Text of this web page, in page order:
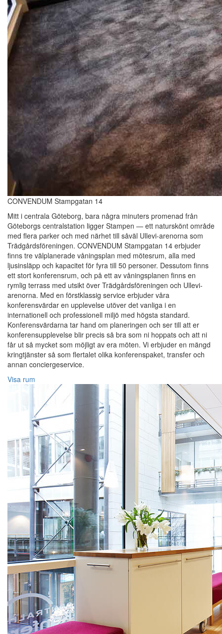
CONVENDUM Stampgatan 14
Mitt i centrala Göteborg, bara några minuters promenad från
Göteborgs centralstation ligger Stampen — ett naturskönt område
med flera parker och med närhet till såväl Ullevi-arenorna som
Trädgårdsföreningen. CONVENDUM Stampgatan 14 erbjuder
finns tre välplanerade våningsplan med mötesrum, alla med
ljusinsläpp och kapacitet för fyra till 50 personer. Dessutom finns
ett stort konferensrum, och på ett av våningsplanen finns en
rymlig terrass med utsikt över Trädgårdsföreningen och Ullevi-
arenorna. Med en förstklassig service erbjuder våra
konferensvärdar en upplevelse utöver det vanliga i en
internationell och professionell miljö med högsta standard.
Konferensvärdarna tar hand om planeringen och ser till att er
konferensupplevelse blir precis så bra som ni hoppats och att ni
får ut så mycket som möjligt av era möten. Vi erbjuder en mängd
kringtjänster så som flertalet olika konferenspaket, transfer och
annan conciergeservice.
Visa rum